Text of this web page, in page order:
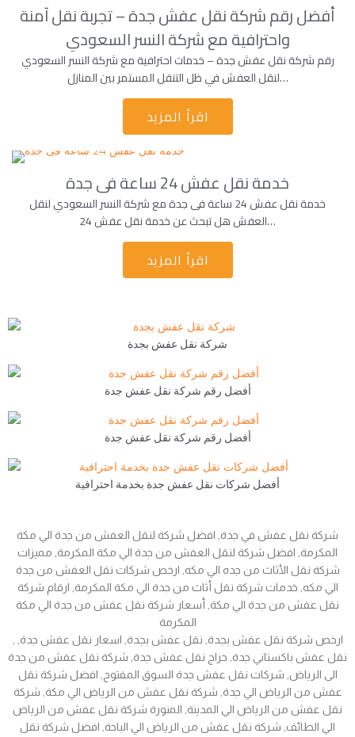
أفضل رقم شركة نقل عفش جدة – تجربة نقل آمنة
واحترافية مع شركة النسر السعودي
رقم شركة نقل عفش جدة – خدمات احترافية مع شركة النسر السعودي
لنقل العفش في ظل التنقل المستمر بين المنازل…
اقرأ المزيد
خدمة نقل عفش 24 ساعة فى جدة
خدمة نقل عفش 24 ساعة فى جدة مع شركة النسر السعودي لنقل
العفش هل تبحث عن خدمة نقل عفش 24…
اقرأ المزيد
شركة نقل عفش بجدة
أفضل رقم شركة نقل عفش جدة
أفضل رقم شركة نقل عفش جدة
أفضل شركات نقل عفش جدة بخدمة احترافية
شركة نقل عفش في جدة, افضل شركة لنقل العفش من جدة الي مكة
المكرمة, افضل شركة لنقل العفش من جدة الي مكة المكرمة, مميزات
شركة نقل الأثاث من جده الي مكه, ارخص شركات نقل العفش من جدة
الي مكه, خدمات شركة نقل أثاث من جدة الي مكة المكرمة, ارقام شركة
نقل عفش من جدة الي مكة, أسعار شركة نقل عفش من جدة الي مكة
المكرمة
نقل عفش باكستاني جدة, حراج نقل عفش جدة, شركة نقل عفش من جدة
الى الرياض, شركات نقل عفش جدة السوق المفتوح, افضل شركة نقل
عفش من الرياض الي جدة, شركة نقل عفش من الرياض الي مكة, شركة
نقل عفش من الرياض الي المدينة, المنورة شركة نقل عفش من الرياض
الي الطائف, شركة نقل عفش من الرياض الي الباحة, افضل شركة نقل